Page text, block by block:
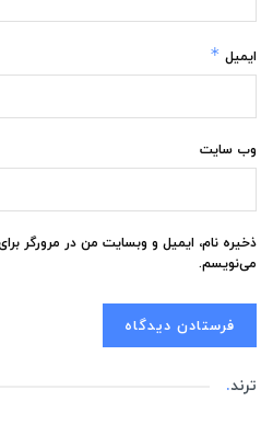
ایمیل *
وب‌ سایت
ذخیره نام، ایمیل و وبسایت من در مرورگر
می‌نویسم.
ترند.